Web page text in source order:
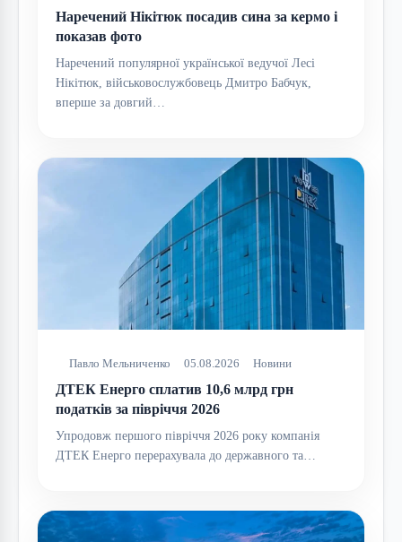
Наречений Нікітюк посадив сина за кермо і
показав фото
Наречений популярної української ведучої Лесі
Нікітюк, військовослужбовець Дмитро Бабчук,
вперше за довгий…
Павло Мельниченко 05.08.2026 Новини
ДТЕК Енерго сплатив 10,6 млрд грн
податків за півріччя 2026
Упродовж першого півріччя 2026 року компанія
ДТЕК Енерго перерахувала до державного та…